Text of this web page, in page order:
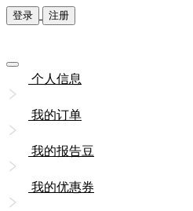
登录 注册
个人信息
我的订单
我的报告豆
我的优惠券